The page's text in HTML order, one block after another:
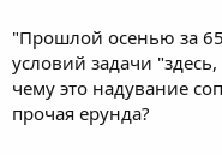
"Прошлой осенью за
условий задачи
чему это надувание
прочая ерунда?